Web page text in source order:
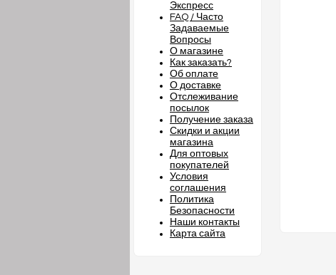
Экспресс
FAQ / Часто
Задаваемые
Вопросы
О магазине
Как заказать?
Об оплате
О доставке
Отслеживание
посылок
Получение заказа
Скидки и акции
магазина
Для оптовых
покупателей
Условия
соглашения
Политика
Безопасности
Наши контакты
Карта сайта